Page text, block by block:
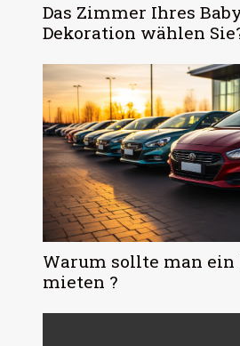
Das Zimmer Ihres
Dekoration wählen
Warum sollte man ein
mieten ?